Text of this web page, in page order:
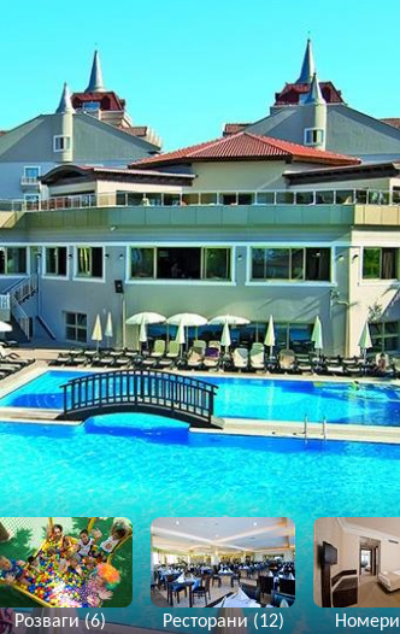
Розваги (6) Ресторани (12)